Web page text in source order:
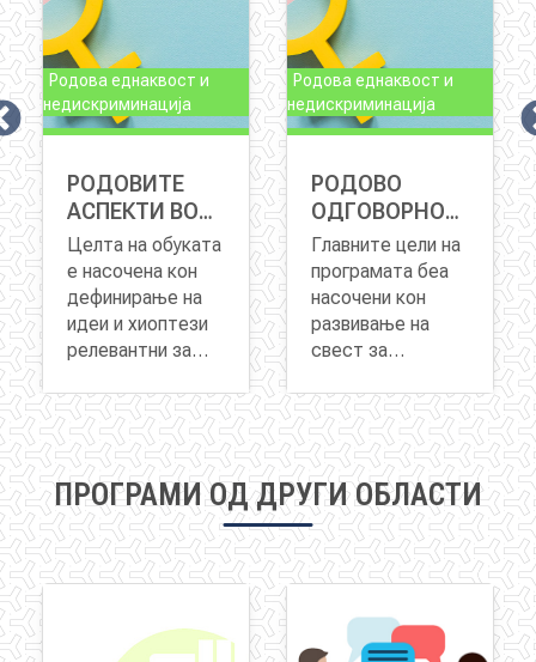
Родова еднаквост и
недискриминација
РОДОВИТЕ
АСПЕКТИ ВО
ИСТРАЖУВАЊЕТО
Целта на обуката
е насочена кон
дефинирање на
идеи и хиоптези
релевантни за
родовата
еднаквост во
рамките на
предметот на
анализа.
обуката фокусот
е ставен на
одредени
параметри кој
доколку
истражувањето
ги земе предвид,
разликите помеѓу
во резултатите
Родова еднаквост и
недискриминација
РОДОВО
ОДГОВОРНО
КРЕИРАЊЕ
ПОЛИТИКИ НА
ЛОКАЛНО
НИВО
Главните цели на
програмата беа
насочени кон
развивање на
свест за
родовите
концепти да се
интегрираат во
процесите на
креирање на
локални
економски и
други политик и
притоа
применувајќи
одговорно
креирање на
локални политики
говори за
важноста за
ефективно
планирање во
процесот на
креирање на
локалните
ПРОГРАМИ ОД ДРУГИ ОБЛАСТИ